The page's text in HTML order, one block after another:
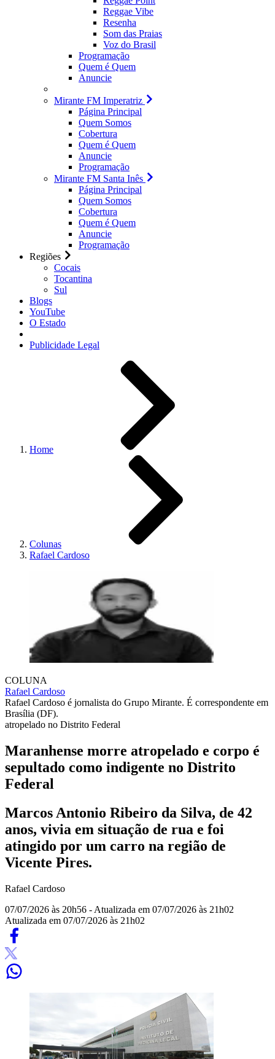
Reggae Vibe
Resenha
Som das Praias
Voz do Brasil
Programação
Quem é Quem
Anuncie
Mirante FM Imperatriz
Página Principal
Quem Somos
Cobertura
Quem é Quem
Anuncie
Programação
Mirante FM Santa Inês
Página Principal
Quem Somos
Cobertura
Quem é Quem
Anuncie
Programação
Regiões
Cocais
Tocantina
Sul
Blogs
YouTube
O Estado
Publicidade Legal
Home
Colunas
Rafael Cardoso
COLUNA
Rafael Cardoso
Rafael Cardoso é jornalista do Grupo Mirante. É correspondente em
Brasília (DF).
atropelado no Distrito Federal
Maranhense morre atropelado e corpo é
sepultado como indigente no Distrito
Federal
Marcos Antonio Ribeiro da Silva, de 42
anos, vivia em situação de rua e foi
atingido por um carro na região de
Vicente Pires.
Rafael Cardoso
07/07/2026 às 20h56 - Atualizada em 07/07/2026 às 21h02
Atualizada em 07/07/2026 às 21h02